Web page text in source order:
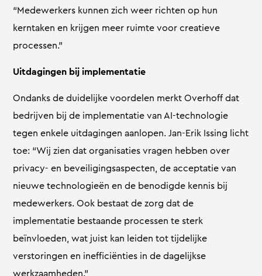
“Medewerkers kunnen zich weer richten op hun
kerntaken en krijgen meer ruimte voor creatieve
processen.”
Uitdagingen bij implementatie
Ondanks de duidelijke voordelen merkt Overhoff dat
bedrijven bij de implementatie van AI-technologie
tegen enkele uitdagingen aanlopen. Jan-Erik Issing licht
toe: “Wij zien dat organisaties vragen hebben over
privacy- en beveiligingsaspecten, de acceptatie van
nieuwe technologieën en de benodigde kennis bij
medewerkers. Ook bestaat de zorg dat de
implementatie bestaande processen te sterk
beïnvloeden, wat juist kan leiden tot tijdelijke
verstoringen en inefficiënties in de dagelijkse